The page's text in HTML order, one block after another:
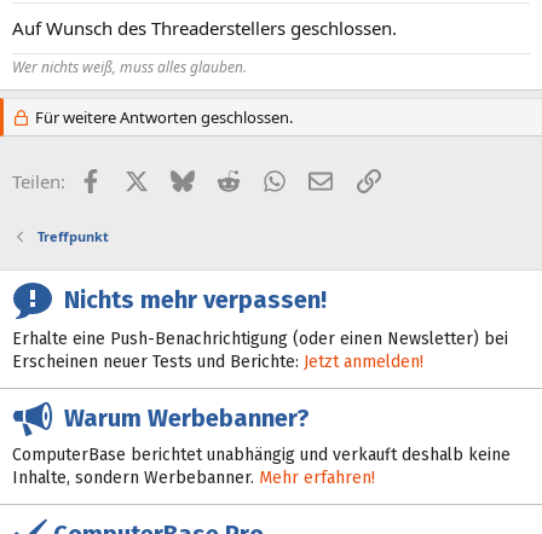
Auf Wunsch des Threaderstellers geschlossen.
Wer nichts weiß, muss alles glauben.
Für weitere Antworten geschlossen.
Teilen: FacebookX (Twitter)
BlueskyRedditWhatsApp
E-MailLink
Treffpunkt
Nichts mehr verpassen!
Erhalte eine Push-Benachrichtigung (oder einen Newsletter) bei
Erscheinen neuer Tests und Berichte: Jetzt anmelden!
Warum Werbebanner?
ComputerBase berichtet unabhängig und verkauft deshalb keine
Inhalte, sondern Werbebanner. Mehr erfahren!